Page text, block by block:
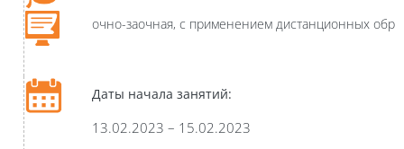
очно-заочная, с применением дистанционных
Даты начала занятий:
13.02.2023 – 15.02.2023